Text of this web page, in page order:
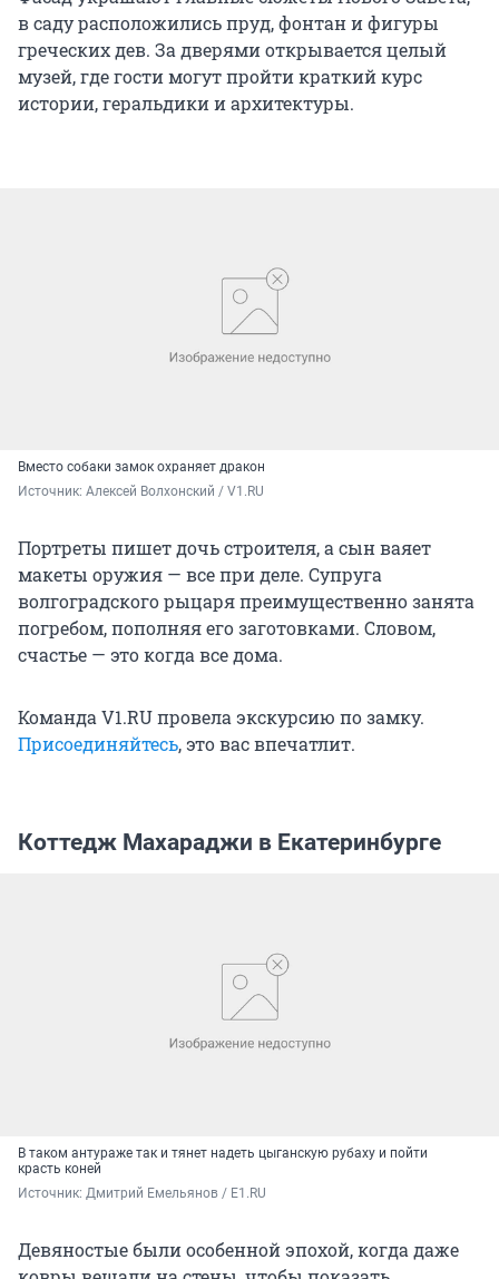
в саду расположились пруд, фонтан и фигуры
греческих дев. За дверями открывается целый
музей, где гости могут пройти краткий курс
истории, геральдики и архитектуры.
Вместо собаки замок охраняет дракон
Источник: Алексей Волхонский / V1.RU
Портреты пишет дочь строителя, а сын ваяет
макеты оружия — все при деле. Супруга
волгоградского рыцаря преимущественно занята
погребом, пополняя его заготовками. Словом,
счастье — это когда все дома.
Команда V1.RU провела экскурсию по замку.
Присоединяйтесь, это вас впечатлит.
Коттедж Махараджи в Екатеринбурге
В таком антураже так и тянет надеть цыганскую рубаху и пойти
красть коней
Источник: Дмитрий Емельянов / Е1.RU
Девяностые были особенной эпохой, когда даже